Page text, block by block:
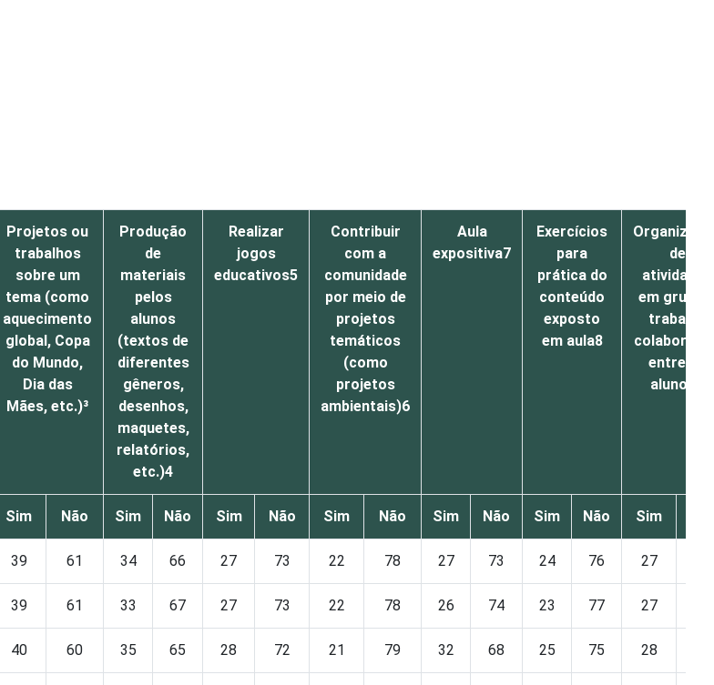
Projetos ou
trabalhos
sobre um
tema (como
aquecimento
global, Copa
do Mundo,
Dia das
Mães, etc.)³
Produção
de
materiais
pelos
alunos
(textos de
diferentes
gêneros,
desenhos,
maquetes,
relatórios,
etc.)4
Realizar
jogos
educativos5
Contribuir
com a
comunidade
por meio de
projetos
temáticos
(como
projetos
ambientais)6
Aula
expositiva7
Exercícios
para
prática do
conteúdo
exposto
em aula8
de
atividades
em grupo
trabalho
entre os
alunos?
Sim Não Sim Não Sim Não Sim Não Sim Não Sim Não Sim
39 61 34 66 27 73 22 78 27 73 24 76 27
39 61 33 67 27 73 22 78 26 74 23 77 27
40 60 35 65 28 72 21 79 32 68 25 75 28